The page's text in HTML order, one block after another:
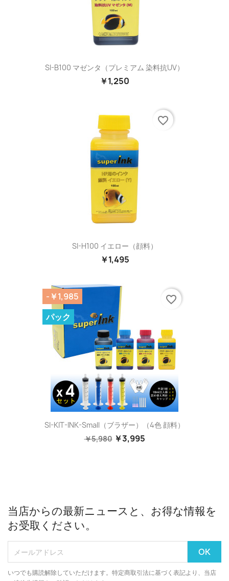
SI-B100 マゼンタ（プレミアム 染料抗UV）
￥1,250
SI-H100 イエロー（顔料）
￥1,495
favorite_border
SI-KIT-INK-Small（ブラザー）（4色 顔料）
￥5,980 ￥3,995
-￥1,985
パック
favorite_border
当店からの最新ニュースと、お得な情報を
お受取ください。
いつでも購読解除していただけます。特定商取引法に基づく表記より、当店